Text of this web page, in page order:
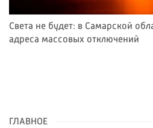
Света не будет: в Самарской
адреса массовых отключений
ГЛАВНОЕ